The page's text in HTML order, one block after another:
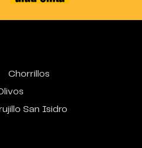
Chorrillos
San Isidro